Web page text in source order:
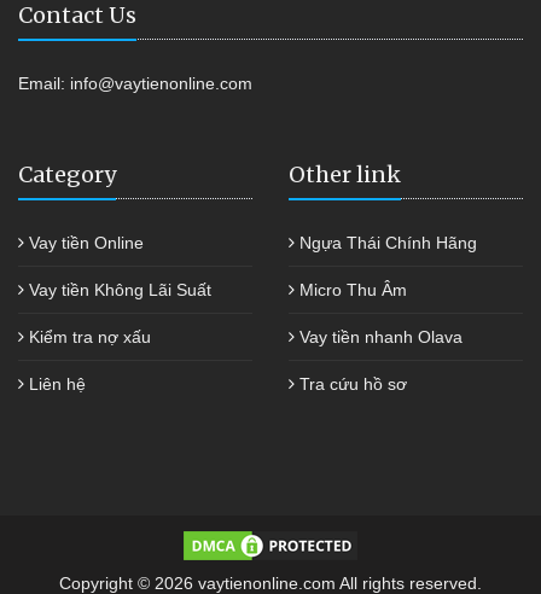
Contact Us
Email: info@vaytienonline.com
Category
Vay tiền Online
Vay tiền Không Lãi Suất
Kiểm tra nợ xấu
Liên hệ
Other link
Ngựa Thái Chính Hãng
Micro Thu Âm
Vay tiền nhanh Olava
Tra cứu hồ sơ
Copyright © 2026 vaytienonline.com All rights reserved.